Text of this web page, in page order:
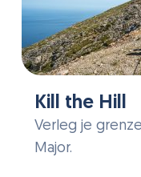
Kill the Hill
Verleg je
Major.